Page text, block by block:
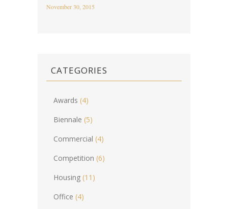
November 30, 2015
CATEGORIES
Awards (4)
Biennale (5)
Commercial (4)
Competition (6)
Housing (11)
Office (4)